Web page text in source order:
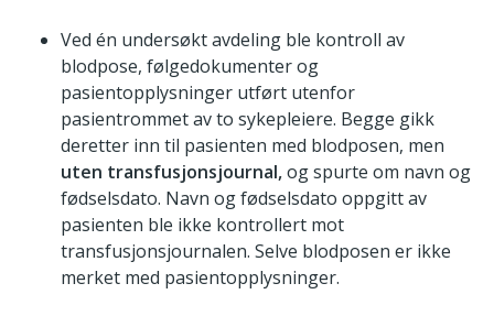
Ved én undersøkt avdeling ble kontroll av
blodpose, følgedokumenter og
pasientopplysninger utført utenfor
pasientrommet av to sykepleiere. Begge gikk
deretter inn til pasienten med blodposen, men
uten transfusjonsjournal,og spurte om navn og
fødselsdato. Navn og fødselsdato oppgitt av
pasienten ble ikke kontrollert mot
transfusjonsjournalen. Selve blodposen er ikke
merket med pasientopplysninger.